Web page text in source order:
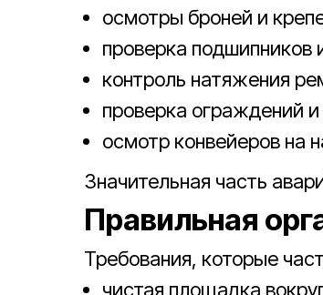
осмотры броней и
проверка подшипников
контроль натяжения
проверка ограждений
осмотр конвейеров на
Значительная часть
Правильная
Требования, которые
чистая площадка